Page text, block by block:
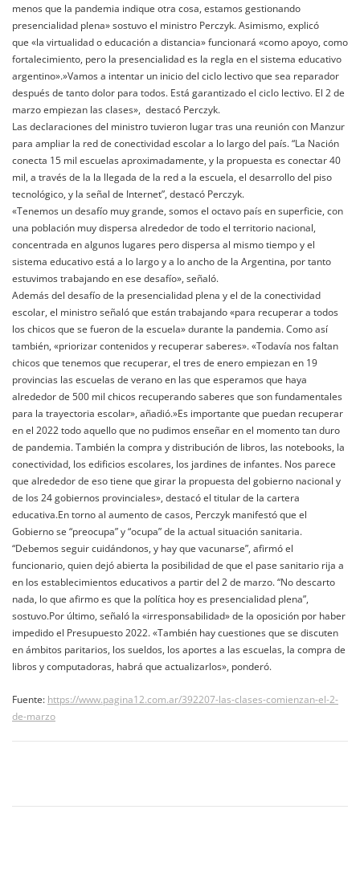
menos que la pandemia indique otra cosa, estamos gestionando
presencialidad plena» sostuvo el ministro Perczyk. Asimismo, explicó
que «la virtualidad o educación a distancia» funcionará «como apoyo, como
fortalecimiento, pero la presencialidad es la regla en el sistema educativo
argentino».»Vamos a intentar un inicio del ciclo lectivo que sea reparador
después de tanto dolor para todos. Está garantizado el ciclo lectivo. El 2 de
marzo empiezan las clases», destacó Perczyk.
Las declaraciones del ministro tuvieron lugar tras una reunión con Manzur
para ampliar la red de conectividad escolar a lo largo del país. “La Nación
conecta 15 mil escuelas aproximadamente, y la propuesta es conectar 40
mil, a través de la la llegada de la red a la escuela, el desarrollo del piso
tecnológico, y la señal de Internet”, destacó Perczyk.
«Tenemos un desafío muy grande, somos el octavo país en superficie, con
una población muy dispersa alrededor de todo el territorio nacional,
concentrada en algunos lugares pero dispersa al mismo tiempo y el
sistema educativo está a lo largo y a lo ancho de la Argentina, por tanto
estuvimos trabajando en ese desafío», señaló.
Además del desafío de la presencialidad plena y el de la conectividad
escolar, el ministro señaló que están trabajando «para recuperar a todos
los chicos que se fueron de la escuela» durante la pandemia. Como así
también, «priorizar contenidos y recuperar saberes». «Todavía nos faltan
chicos que tenemos que recuperar, el tres de enero empiezan en 19
provincias las escuelas de verano en las que esperamos que haya
alrededor de 500 mil chicos recuperando saberes que son fundamentales
para la trayectoria escolar», añadió.»Es importante que puedan recuperar
en el 2022 todo aquello que no pudimos enseñar en el momento tan duro
de pandemia. También la compra y distribución de libros, las notebooks, la
conectividad, los edificios escolares, los jardines de infantes. Nos parece
que alrededor de eso tiene que girar la propuesta del gobierno nacional y
de los 24 gobiernos provinciales», destacó el titular de la cartera
educativa.En torno al aumento de casos, Perczyk manifestó que el
Gobierno se “preocupa” y “ocupa” de la actual situación sanitaria.
“Debemos seguir cuidándonos, y hay que vacunarse”, afirmó el
funcionario, quien dejó abierta la posibilidad de que el pase sanitario rija a
en los establecimientos educativos a partir del 2 de marzo. “No descarto
nada, lo que afirmo es que la política hoy es presencialidad plena”,
sostuvo.Por último, señaló la «irresponsabilidad» de la oposición por haber
impedido el Presupuesto 2022. «También hay cuestiones que se discuten
en ámbitos paritarios, los sueldos, los aportes a las escuelas, la compra de
libros y computadoras, habrá que actualizarlos», ponderó.
Fuente: https://www.pagina12.com.ar/392207-las-clases-comienzan-el-2-
de-marzo
de